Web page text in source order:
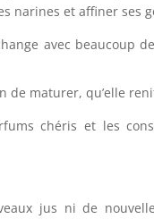
narines et affiner ses
avec beaucoup
maturer, qu’elle
chéris et les
jus ni de